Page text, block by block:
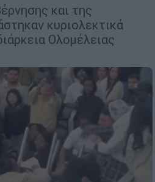
και της
κυριολεκτικά
Ολομέλειας